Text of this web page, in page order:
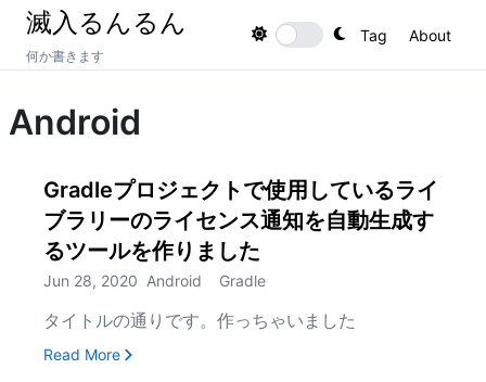
滅入るんるん
何か書きます
Toggle theme
Tag About
Android
Gradleプロジェクトで使用しているライ
ブラリーのライセンス通知を自動生成す
るツールを作りました
Jun 28, 2020 Android Gradle
タイトルの通りです。作っちゃいました
Read More, Gradleプロジェクトで使用しているライブラリー